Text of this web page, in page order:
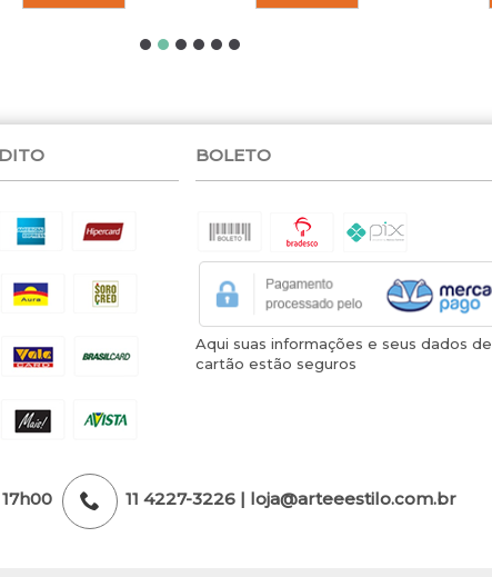
BOLETO
Aqui suas informações e seus dados de
cartão estão seguros
11 4227-3226 | loja@arteeestilo.com.br